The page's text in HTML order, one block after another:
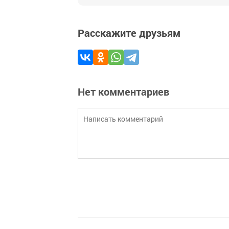
Расскажите друзьям
Нет комментариев